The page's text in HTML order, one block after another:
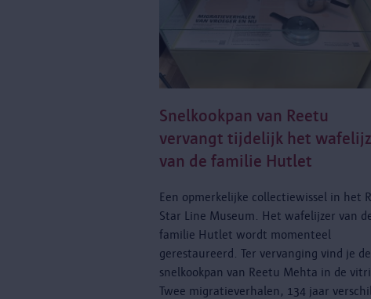
Snelkookpan van Reetu
vervangt tijdelijk het
van de familie Hutlet
Een opmerkelijke collectiewissel in het
Star Line Museum. Het wafelijzer van
familie Hutlet wordt momenteel
gerestaureerd. Ter vervanging vind je de
snelkookpan van Reetu Mehta in de
Twee migratieverhalen, 134 jaar verschil